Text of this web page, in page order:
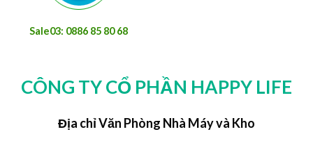
Sale03: 0886 85 80 68
CÔNG TY CỔ PHẦN HAPPY LIFE
Địa chỉ Văn Phòng Nhà Máy và Kho